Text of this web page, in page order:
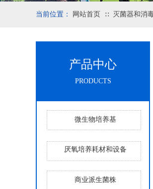
当前位置： 网站首页 ∷ 灭菌器和消
产品中心
PRODUCTS
微生物培养基
厌氧培养耗材和设备
商业派生菌株